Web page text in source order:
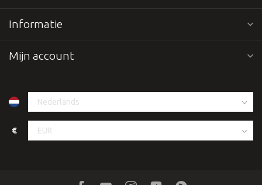
Informatie
Mijn account
€